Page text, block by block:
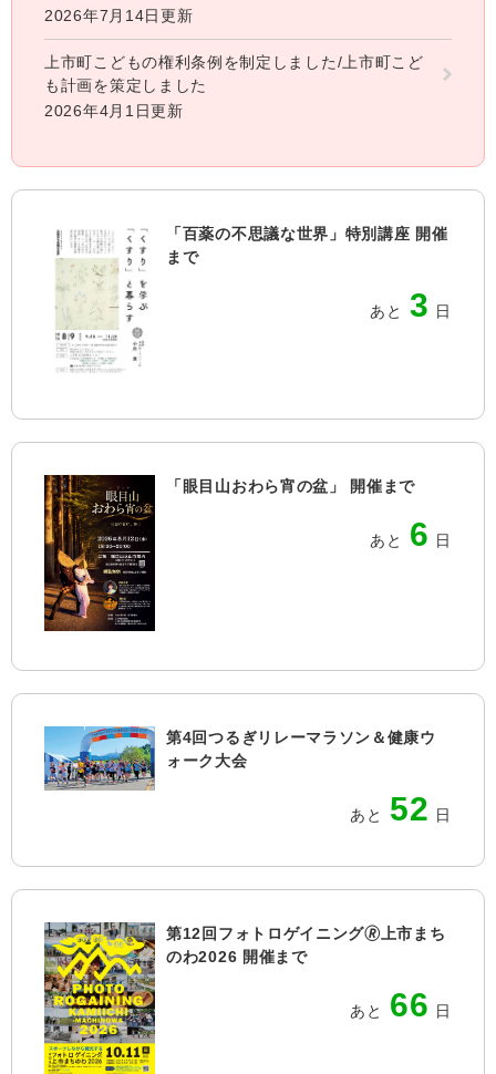
2026年7月14日更新
上市町こどもの権利条例を制定しました/上市町こど
も計画を策定しました
2026年4月1日更新
「百薬の不思議な世界」特別講座 開催
まで
あと 3 日
「眼目山おわら宵の盆」 開催まで
あと 6 日
第4回つるぎリレーマラソン＆健康ウ
ォーク大会
あと 52 日
第12回フォトロゲイニング🄬上市まち
のわ2026 開催まで
あと 66 日